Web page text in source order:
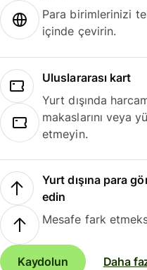
Para birimlerinizi
içinde çevirin.
Uluslararası kart
Yurt dışında
makaslarını veya
etmeyin.
Yurt dışına para
edin
Mesafe fark
Kaydolun Daha